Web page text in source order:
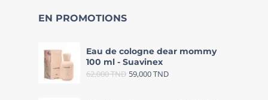
EN PROMOTIONS
Eau de cologne dear mommy
100 ml - Suavinex
62,000TND 59,000TND